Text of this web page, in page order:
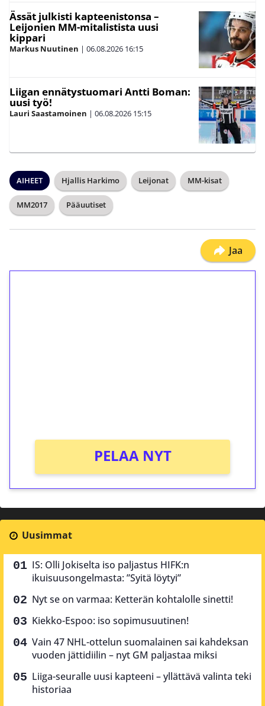
Ässät julkisti kapteenistonsa –
Leijonien MM-mitalistista uusi
kippari
Markus Nuutinen | 06.08.2026 16:15
Liigan ennätystuomari Antti Boman:
uusi työ!
Lauri Saastamoinen | 06.08.2026 15:15
AIHEET Hjallis Harkimo Leijonat MM-kisat
MM2017 Pääuutiset
Jaa
PELAA NYT
Uusimmat
IS: Olli Jokiselta iso paljastus HIFK:n
ikuisuusongelmasta: ”Syitä löytyi”
Nyt se on varmaa: Ketterän kohtalolle sinetti!
Kiekko-Espoo: iso sopimusuutinen!
Vain 47 NHL-ottelun suomalainen sai kahdeksan
vuoden jättidiilin – nyt GM paljastaa miksi
Liiga-seuralle uusi kapteeni – yllättävä valinta teki
historiaa